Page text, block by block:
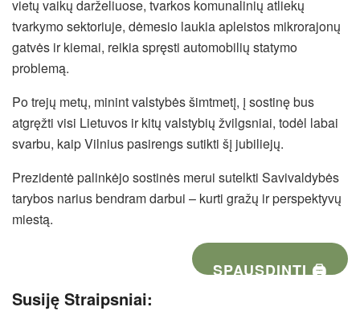
vietų vaikų darželiuose, tvarkos komunalinių atliekų
tvarkymo sektoriuje, dėmesio laukia apleistos mikrorajonų
gatvės ir kiemai, reikia spręsti automobilių statymo
problemą.
Po trejų metų, minint valstybės šimtmetį, į sostinę bus
atgręžti visi Lietuvos ir kitų valstybių žvilgsniai, todėl labai
svarbu, kaip Vilnius pasirengs sutikti šį jubiliejų.
Prezidentė palinkėjo sostinės merui sutelkti Savivaldybės
tarybos narius bendram darbui – kurti gražų ir perspektyvų
miestą.
SPAUSDINTI 🖨
Susiję Straipsniai: